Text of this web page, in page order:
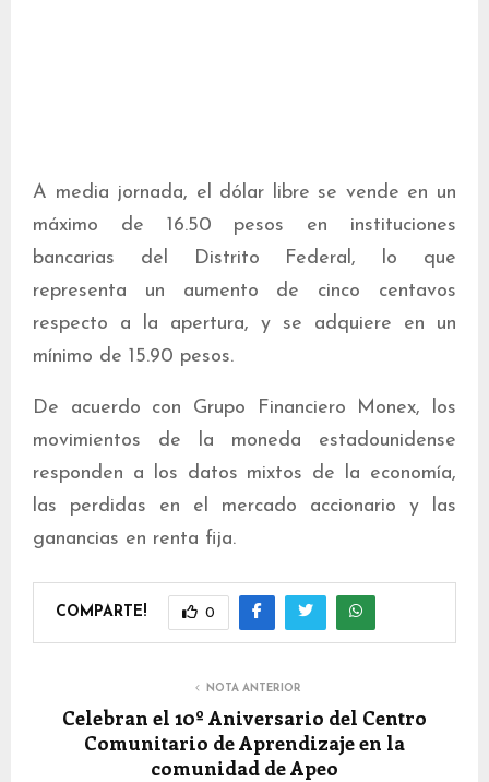
A media jornada, el dólar libre se vende en un
máximo de 16.50 pesos en instituciones
bancarias del Distrito Federal, lo que
representa un aumento de cinco centavos
respecto a la apertura, y se adquiere en un
mínimo de 15.90 pesos.
De acuerdo con Grupo Financiero Monex, los
movimientos de la moneda estadounidense
responden a los datos mixtos de la economía,
las perdidas en el mercado accionario y las
ganancias en renta fija.
COMPARTE! 0
NOTA ANTERIOR
Celebran el 10º Aniversario del Centro
Comunitario de Aprendizaje en la
comunidad de Apeo